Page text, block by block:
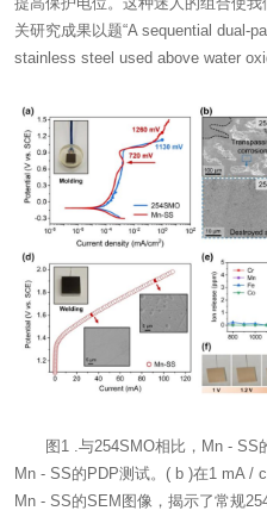
关研究成果以题“A sequential dual-
stainless steel used above water
图1 .与254SMO相比，Mn - SS
Mn - SS的PDP测试。( b )在1 mA /
Mn - SS的SEM图像，揭示了常规